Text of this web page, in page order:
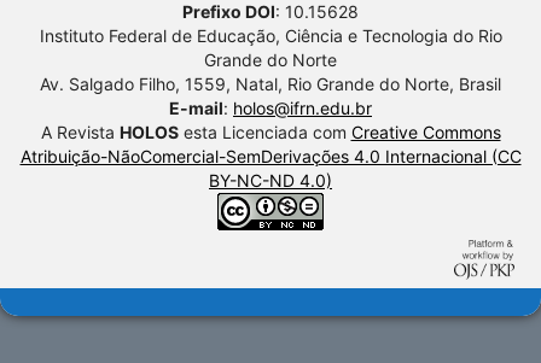
Prefixo DOI: 10.15628
Instituto Federal de Educação, Ciência e Tecnologia do Rio
Grande do Norte
Av. Salgado Filho, 1559, Natal, Rio Grande do Norte, Brasil
E-mail: holos@ifrn.edu.br
A Revista HOLOSesta Licenciada com Creative Commons
Atribuição-NãoComercial-SemDerivações 4.0 Internacional (CC
BY-NC-ND 4.0)